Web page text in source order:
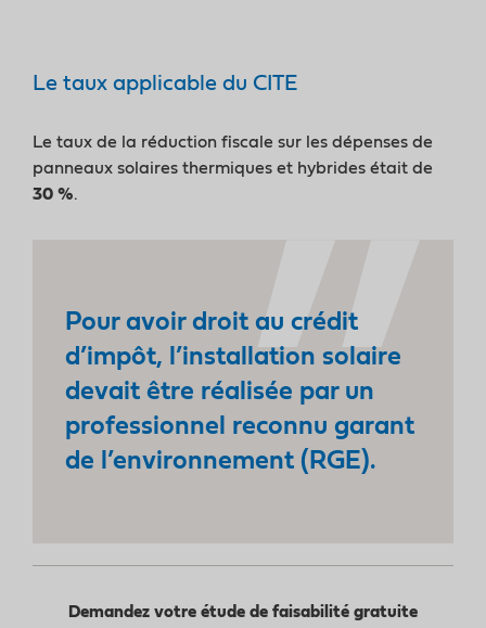
Le taux applicable du CITE
Le taux de la réduction fiscale sur les dépenses de
panneaux solaires thermiques et hybrides était de
30 %.
Pour avoir droit au crédit
d’impôt, l’installation solaire
devait être réalisée par un
professionnel reconnu garant
de l’environnement (RGE).
Demandez votre étude de faisabilité gratuite